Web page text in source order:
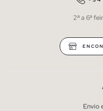
2ª a 6ª
Envio